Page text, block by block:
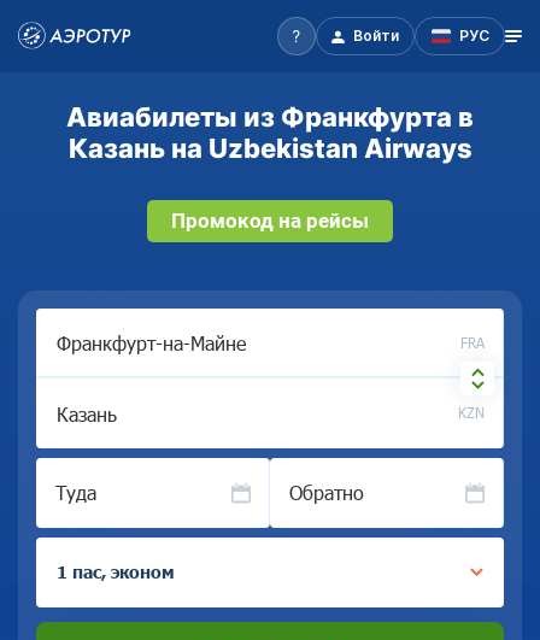
Войти РУС
Авиабилеты из Франкфурта в
Казань на Uzbekistan Airways
Промокод на рейсы
FRA
KZN
Туда Обратно
1 пас, эконом